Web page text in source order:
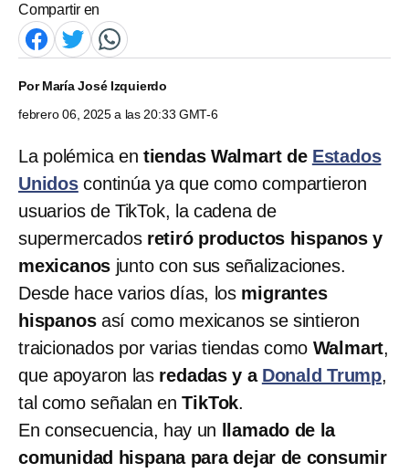
Compartir en
PorMaría José Izquierdo
febrero 06, 2025 a las 20:33 GMT-6
La polémica en tiendas Walmart de Estados
Unidoscontinúa ya que como compartieron
usuarios de TikTok, la cadena de
supermercados retiró productos hispanos y
mexicanos junto con sus señalizaciones.
Desde hace varios días, los migrantes
hispanos así como mexicanos se sintieron
traicionados por varias tiendas como Walmart,
que apoyaron las redadas y a Donald Trump,
tal como señalan en TikTok.
En consecuencia, hay un
llamado de la
comunidad hispana para dejar de consumir